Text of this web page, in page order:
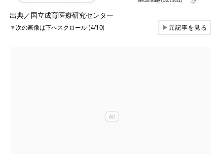
出典／国立成育医療研究センター
▼次の画像は下へスクロール (4/10) ▶元記事を見る